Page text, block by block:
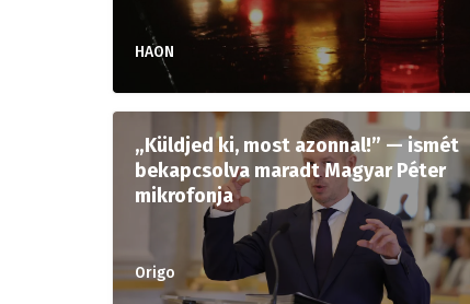
HAON
„Küldjed ki, most azonnal!” — ismét
bekapcsolva maradt Magyar Péter
mikrofonja
Origo